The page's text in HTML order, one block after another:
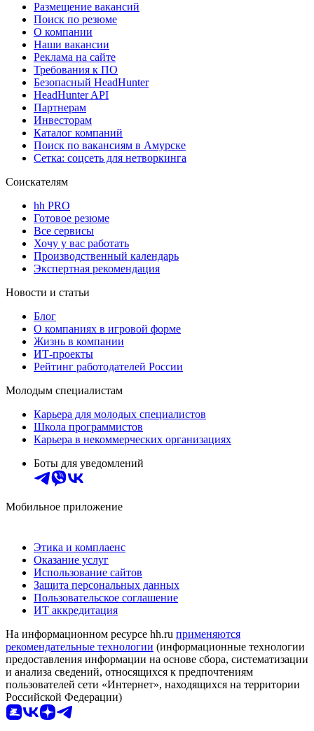
Размещение вакансий
Поиск по резюме
О компании
Наши вакансии
Реклама на сайте
Требования к ПО
Безопасный HeadHunter
HeadHunter API
Партнерам
Инвесторам
Каталог компаний
Поиск по вакансиям в Амурске
Сетка: соцсеть для нетворкинга
Соискателям
hh PRO
Готовое резюме
Все сервисы
Хочу у вас работать
Производственный календарь
Экспертная рекомендация
Новости и статьи
Блог
О компаниях в игровой форме
Жизнь в компании
ИТ-проекты
Рейтинг работодателей России
Молодым специалистам
Карьера для молодых специалистов
Школа программистов
Карьера в некоммерческих организациях
Боты для уведомлений
Мобильное приложение
Этика и комплаенс
Оказание услуг
Использование сайтов
Защита персональных данных
Пользовательское соглашение
ИТ аккредитация
На информационном ресурсе hh.ru применяются
рекомендательные технологии (информационные технологии
предоставления информации на основе сбора, систематизации
и анализа сведений, относящихся к предпочтениям
пользователей сети «Интернет», находящихся на территории
Российской Федерации)